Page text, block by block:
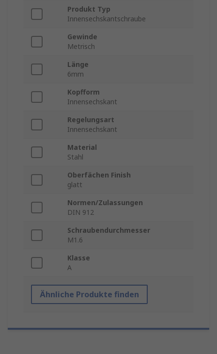
Produkt Typ
Innensechskantschraube
Gewinde
Metrisch
Länge
6mm
Kopfform
Innensechskant
Regelungsart
Innensechskant
Material
Stahl
Oberfächen Finish
glatt
Normen/Zulassungen
DIN 912
Schraubendurchmesser
M1.6
Klasse
A
Ähnliche Produkte finden